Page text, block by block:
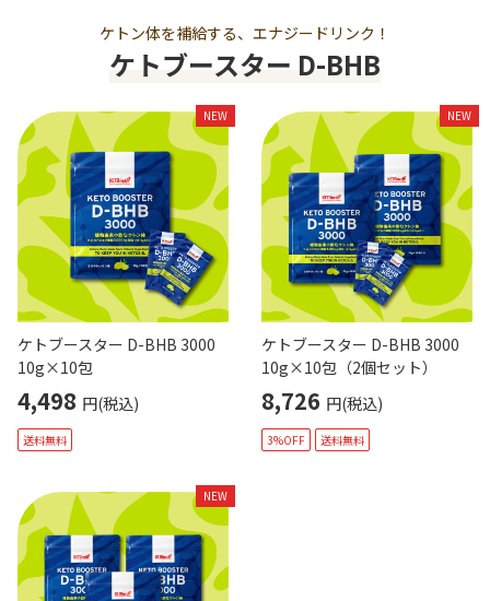
ケトン体を補給する、エナジードリンク！
ケトブースター D-BHB
NEW
ケトブースター D-BHB 3000
10g×10包
4,498 円(税込)
送料無料
NEW
ケトブースター D-BHB 3000
10g×10包（2個セット）
8,726 円(税込)
3%OFF 送料無料
NEW